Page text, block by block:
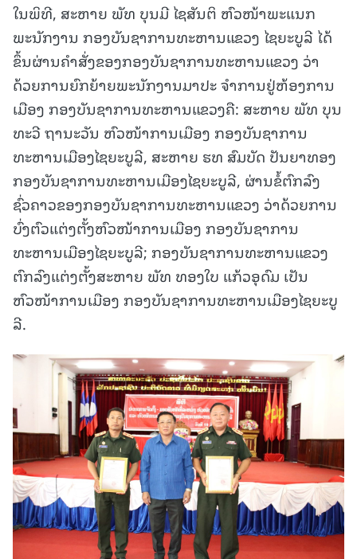
ໃນພິທີ, ສະຫາຍ ພັທ ບຸນມີ ໄຊສັນຕິ ຫົວໜ້າພະແນກ
ພະນັກງານ ກອງບັນຊາການທະຫານແຂວງ ໄຊຍະບູລີ ໄດ້
ຂຶ້ນຜ່ານຄຳສັ່ງຂອງກອງບັນຊາການທະຫານແຂວງ ວ່າ
ດ້ວຍການຍົກຍ້າຍພະນັກງານມາປະ ຈຳການຢູ່ຫ້ອງການ
ເມືອງ ກອງບັນຊາການທະຫານແຂວງຄື: ສະຫາຍ ພັທ ບຸນ
ທະວີ ຖານະວັນ ຫົວໜ້າການເມືອງ ກອງບັນຊາການ
ທະຫານເມືອງໄຊຍະບູລີ, ສະຫາຍ ຮທ ສົມບັດ ປັນຍາທອງ
ກອງບັນຊາການທະຫານເມືອງໄຊຍະບູລີ, ຜ່ານຂໍ້ຕົກລົງ
ຊົ່ວຄາວຂອງກອງບັນຊາການທະຫານແຂວງ ວ່າດ້ວຍການ
ບົ່ງຕົວແຕ່ງຕັ້ງຫົວໜ້າການເມືອງ ກອງບັນຊາການ
ທະຫານເມືອງໄຊຍະບູລີ; ກອງບັນຊາການທະຫານແຂວງ
ຕົກລົງແຕ່ງຕັ້ງສະຫາຍ ພັທ ທອງໃບ ແກ້ວອຸດົມ ເປັນ
ຫົວໜ້າການເມືອງ ກອງບັນຊາການທະຫານເມືອງໄຊຍະບູ
ລີ.